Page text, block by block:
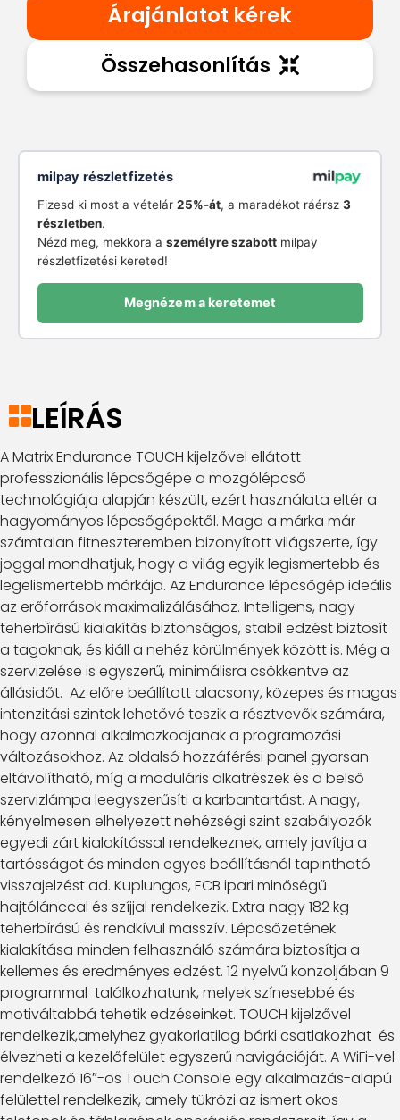
Árajánlatot kérek
Összehasonlítás
milpay részletfizetés
Fizesd ki most a vételár 25%-át, a maradékot ráérsz 3
részletben.
Nézd meg, mekkora a személyre szabottmilpay
részletfizetési kereted!
Megnézem a keretemet
LEÍRÁS
A Matrix Endurance TOUCH kijelzővel ellátott
professzionális lépcsőgépe a mozgólépcső
technológiája alapján készült, ezért használata eltér a
hagyományos lépcsőgépektől. Maga a márka már
számtalan fitneszteremben bizonyított világszerte, így
joggal mondhatjuk, hogy a világ egyik legismertebb és
legelismertebb márkája. Az Endurance lépcsőgép ideális
az erőforrások maximalizálásához. Intelligens, nagy
teherbírású kialakítás biztonságos, stabil edzést biztosít
a tagoknak, és kiáll a nehéz körülmények között is. Még a
szervizelése is egyszerű, minimálisra csökkentve az
állásidőt. Az előre beállított alacsony, közepes és magas
intenzitási szintek lehetővé teszik a résztvevők számára,
hogy azonnal alkalmazkodjanak a programozási
változásokhoz. Az oldalsó hozzáférési panel gyorsan
eltávolítható, míg a moduláris alkatrészek és a belső
szervizlámpa leegyszerűsíti a karbantartást. A nagy,
kényelmesen elhelyezett nehézségi szint szabályozók
egyedi zárt kialakítással rendelkeznek, amely javítja a
tartósságot és minden egyes beállításnál tapintható
visszajelzést ad. Kuplungos, ECB ipari minőségű
hajtólánccal és szíjjal rendelkezik. Extra nagy 182 kg
teherbírású és rendkívül masszív. Lépcsőzetének
kialakítása minden felhasználó számára biztosítja a
kellemes és eredményes edzést. 12 nyelvű konzoljában 9
programmal találkozhatunk, melyek színesebbé és
motiváltabbá tehetik edzéseinket. TOUCH kijelzővel
rendelkezik,amelyhez gyakorlatilag bárki csatlakozhat és
élvezheti a kezelőfelület egyszerű navigációját. A WiFi-vel
rendelkező 16″-os Touch Console egy alkalmazás-alapú
felülettel rendelkezik, amely tükrözi az ismert okos